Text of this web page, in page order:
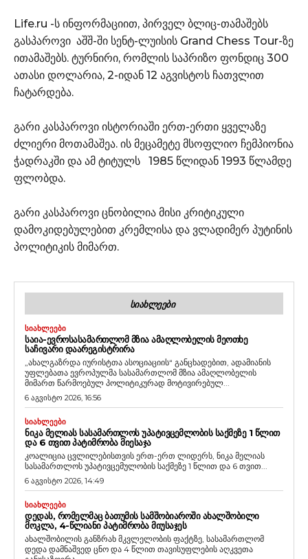
Life.ru -ს ინფორმაციით, პირველ ბლიც-თამაშებს
გასპაროვი აშშ-ში სენტ-ლუისის Grand Chess Tour-ზე
ითამაშებს. ტურნირი, რომლის საპრიზო ფონდიც 300
ათასი დოლარია, 2-იდან 12 აგვისტოს ჩათვლით
ჩატარდება.
გარი კასპაროვი ისტორიაში ერთ-ერთი ყველაზე
ძლიერი მოთამაშეა. ის მეცამეტე მსოფლიო ჩემპიონია
ჭადრაკში და ამ ტიტულს 1985 წლიდან 1993 წლამდე
ფლობდა.
გარი კასპაროვი ცნობილია მისი კრიტიკული
დამოკიდებულებით კრემლისა და ვლადიმერ პუტინის
პოლიტიკის მიმართ.
ᲡᲘᲐᲮᲚᲔᲔᲑᲘ
ᲡᲘᲐᲮᲚᲔᲔᲑᲘ
ᲡᲐᲘᲐ-ᲔᲕᲠᲝᲡᲐᲡᲐᲛᲐᲠᲗᲚᲝᲛ ᲛᲖᲘᲐ ᲐᲛᲐᲦᲚᲝᲑᲔᲚᲘᲡ ᲛᲔᲝᲗᲮᲔ
ᲡᲐᲩᲘᲕᲐᲠᲘ ᲓᲐᲐᲠᲔᲒᲘᲡᲢᲠᲘᲠᲐ
„ახალგაზრდა იურისტთა ასოციაციის“ განცხადებით, ადამიანის
უფლებათა ევროპულმა სასამართლომ მზია ამაღლობელის
მიმართ წარმოებულ პოლიტიკურად მოტივირებულ...
6 აგვისტო 2026, 16:56
ᲡᲘᲐᲮᲚᲔᲔᲑᲘ
ᲜᲘᲙᲐ ᲛᲔᲚᲘᲐᲡ ᲡᲐᲡᲐᲛᲐᲠᲗᲚᲝᲡ ᲣᲞᲐᲢᲘᲕᲪᲔᲛᲚᲝᲑᲘᲡ ᲡᲐᲥᲛᲔᲖᲔ 1 ᲬᲚᲘᲗ
ᲓᲐ 6 ᲗᲕᲘᲗ ᲞᲐᲢᲘᲛᲠᲝᲑᲐ ᲛᲘᲔᲡᲐᲯᲐ
კოალიცია ცვლილებისთვის ერთ-ერთ ლიდერს, ნიკა მელიას
სასამართლოს უპატივცემულობის საქმეზე 1 წლით და 6 თვით...
6 აგვისტო 2026, 14:49
ᲡᲘᲐᲮᲚᲔᲔᲑᲘ
ᲓᲔᲓᲐᲡ, ᲠᲝᲛᲔᲚᲛᲐᲪ ᲑᲐᲗᲣᲛᲘᲡ ᲡᲐᲛᲨᲝᲑᲘᲐᲠᲝᲨᲘ ᲐᲮᲐᲚᲨᲝᲑᲘᲚᲘ
ᲛᲝᲙᲚᲐ, 4-ᲬᲚᲘᲐᲜᲘ ᲞᲐᲢᲘᲛᲠᲝᲑᲐ ᲛᲘᲣᲡᲐᲯᲔᲡ
ახალშობილის განზრახ მკვლელობის ფაქტზე, სასამართლომ
დედა დამნაშვედ ცნო და 4 წლით თავისუფლების აღკვეთა